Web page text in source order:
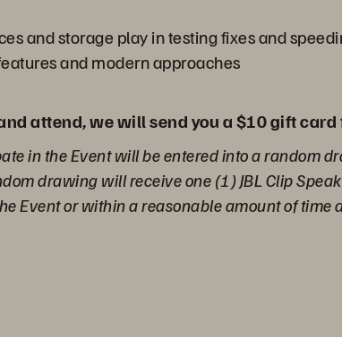
and storage play in testing fixes and
and modern approaches
attend, we will send you a $10 gift
in the Event will be entered into a random
drawing will receive one (1) JBL Clip
Event or within a reasonable amount of time